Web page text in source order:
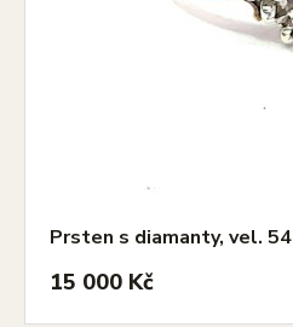
Prsten s diamanty, vel. 54
15 000 Kč